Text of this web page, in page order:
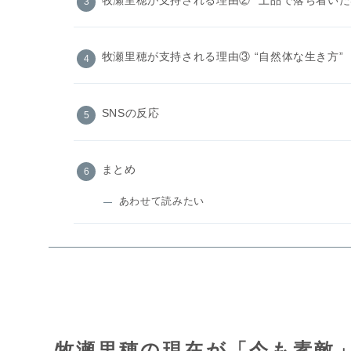
牧瀬里穂が支持される理由③ “自然体な生き方”
SNSの反応
まとめ
あわせて読みたい